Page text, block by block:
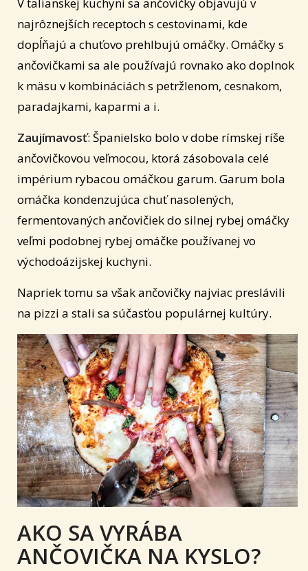
najrôznejších receptoch s cestovinami, kde
dopĺňajú a chuťovo prehlbujú omáčky. Omáčky s
ančovičkami sa ale používajú rovnako ako doplnok
k mäsu v kombináciách s petržlenom, cesnakom,
paradajkami, kaparmi a i.
Zaujímavosť: Španielsko bolo v dobe rímskej ríše
ančovičkovou veľmocou, ktorá zásobovala celé
impérium rybacou omáčkou garum. Garum bola
omáčka kondenzujúca chuť nasolených,
fermentovaných ančovičiek do silnej rybej omáčky
veľmi podobnej rybej omáčke používanej vo
východoázijskej kuchyni.
Napriek tomu sa však ančovičky najviac preslávili
na pizzi a stali sa súčasťou populárnej kultúry.
AKO SA VYRÁBA
ANČOVIČKA NA KYSLO?